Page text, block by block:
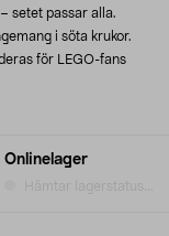
Onlinelager
Hämtar lagerstatus...
setet passar alla.
i söta krukor.
för LEGO-fans